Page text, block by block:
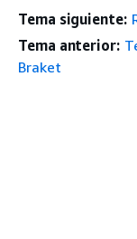
Tema siguiente:
Tema anterior:
Braket